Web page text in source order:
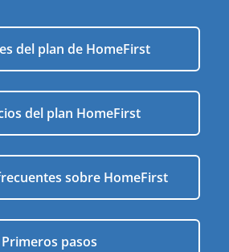
del plan de HomeFirst
del plan HomeFirst
sobre HomeFirst
Primeros pasos